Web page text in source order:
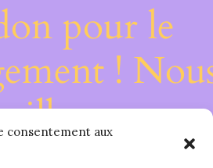
consentement aux
pour le
!
sur